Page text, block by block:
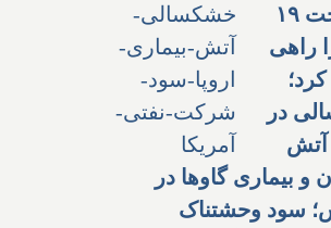
شاهدخت ۱۹
راهی
در
آتش
و بیماری گاوها در
سود وحشتناک